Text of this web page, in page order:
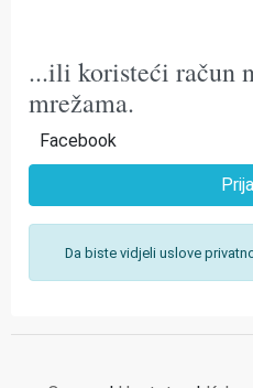
...ili koristeći račun
mrežama.
Facebook
Da biste vidjeli uslove